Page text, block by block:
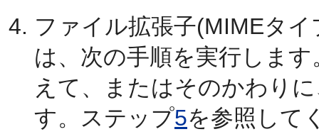
ファイル拡張子(MIMEタ
は、次の手順を実行しま
えて、またはそのかわり
す。ステップ5を参照して